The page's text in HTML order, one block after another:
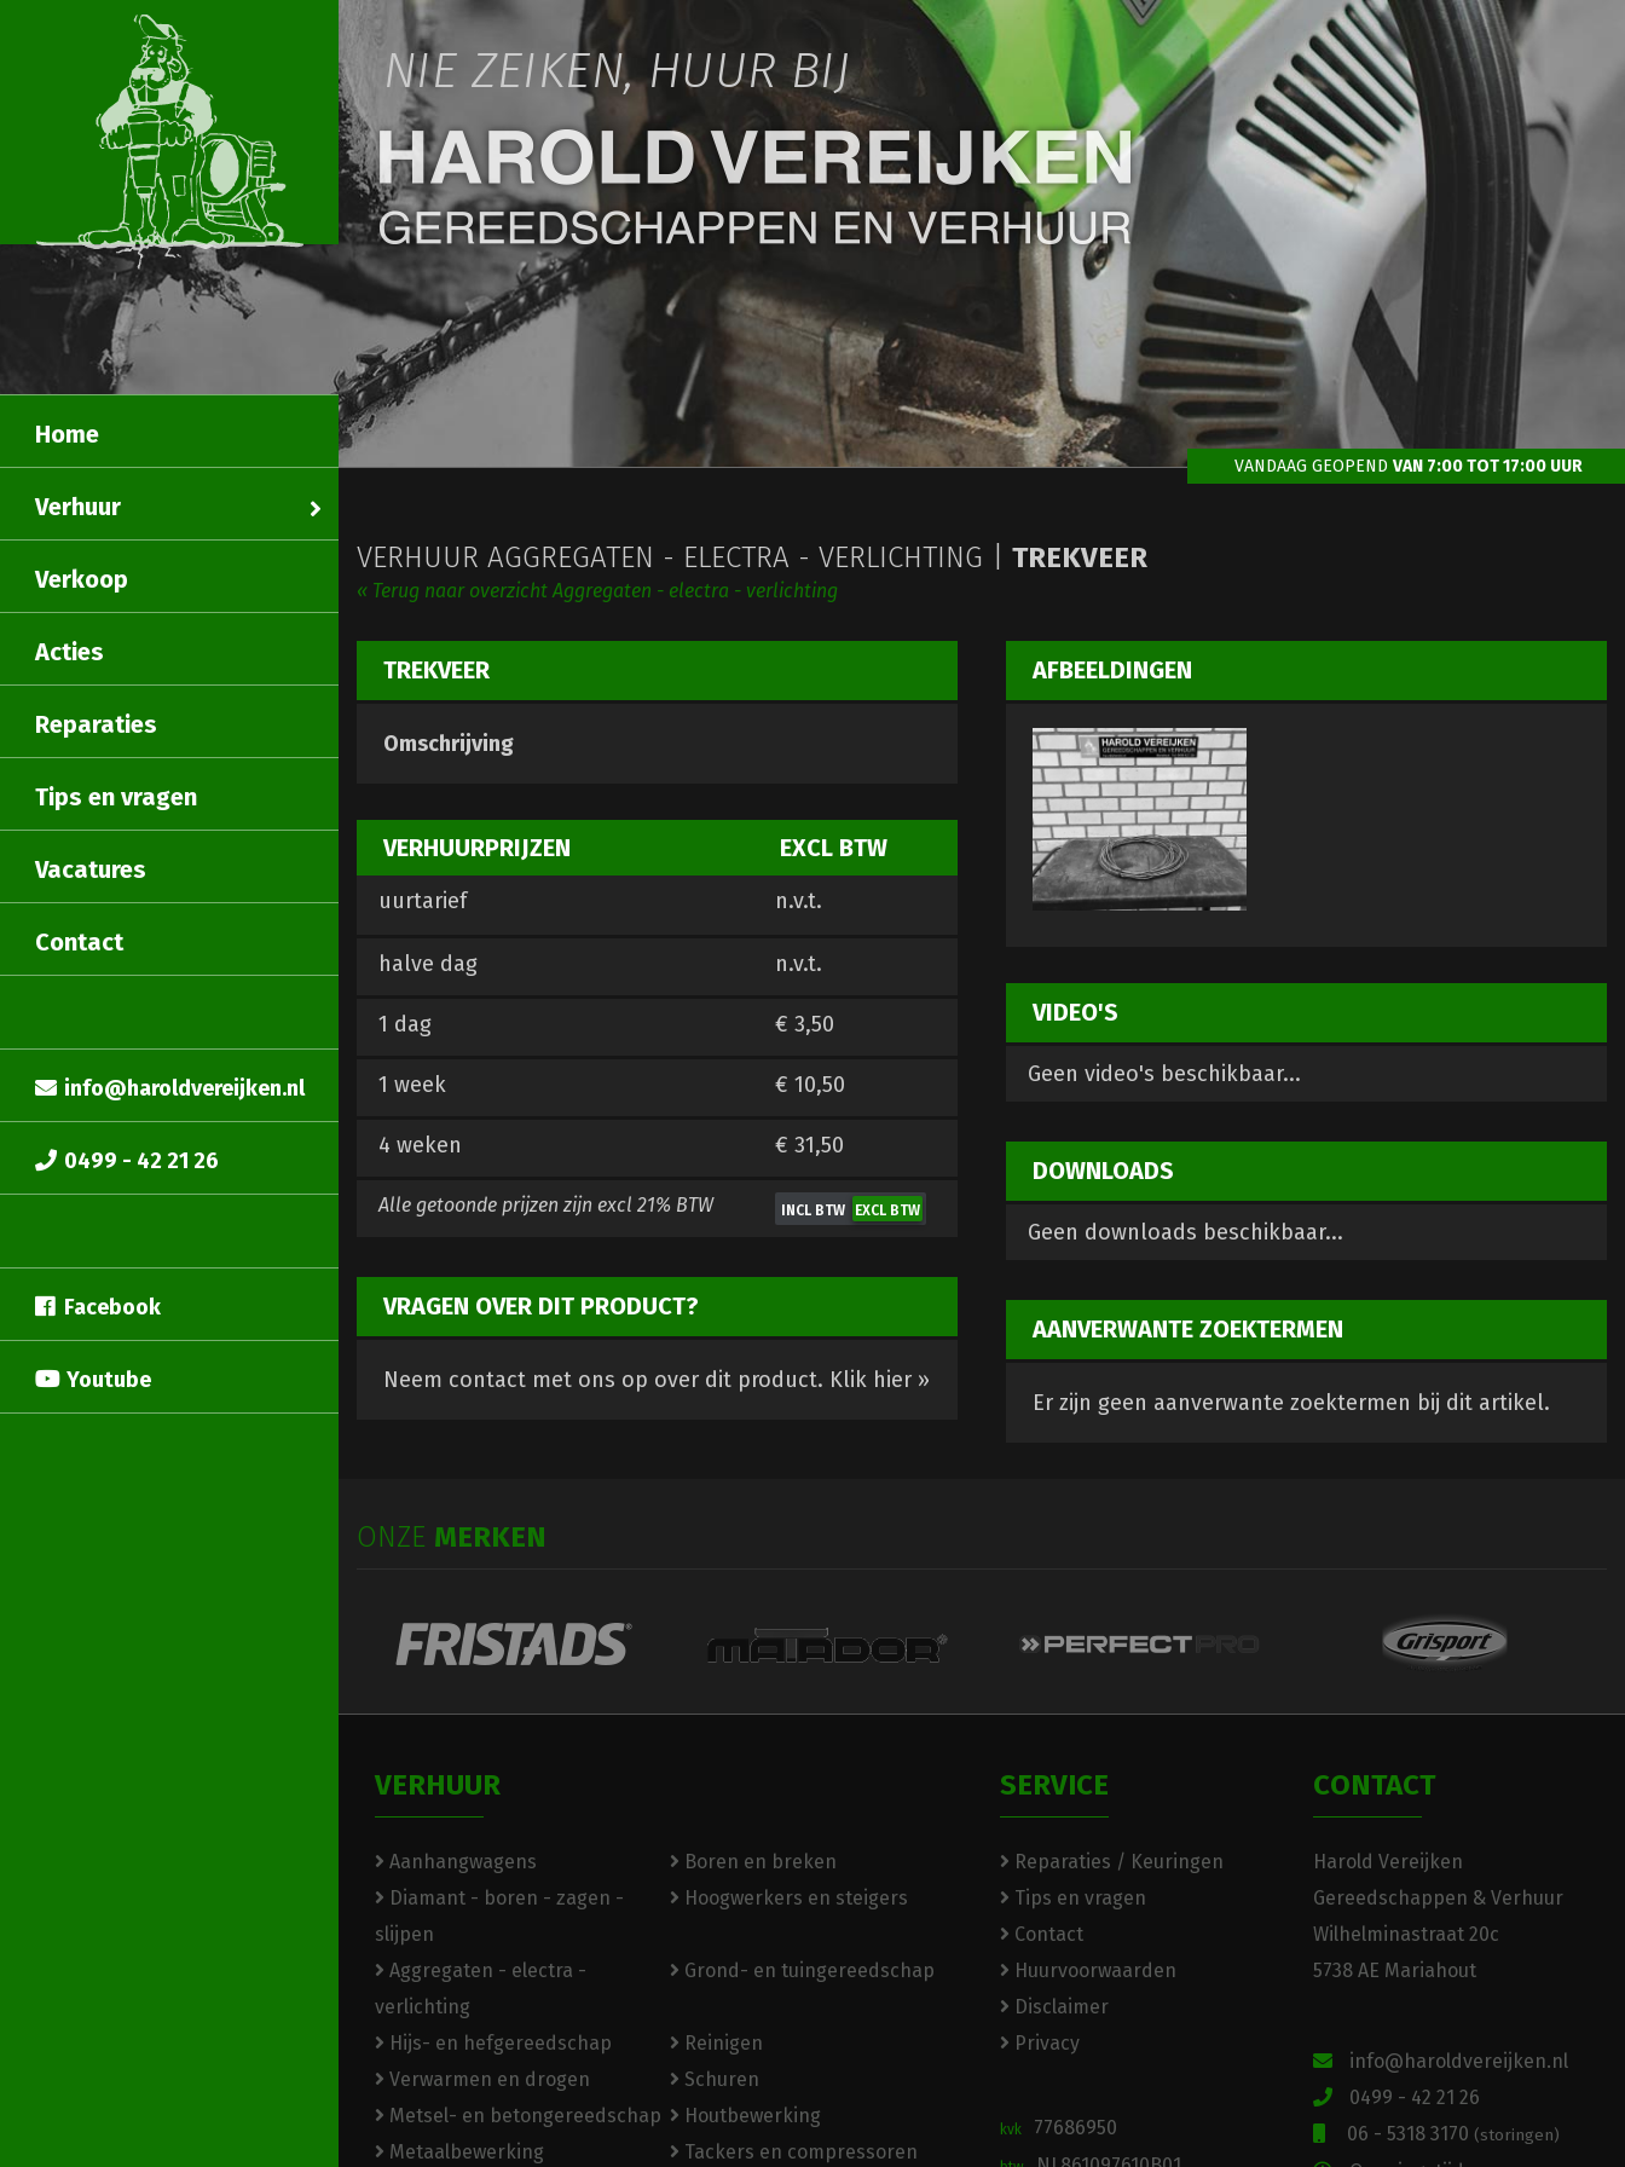
NIE ZEIKEN, HUUR BIJ
Home
Verhuur
Verkoop
Acties
Reparaties
Tips en vragen
Vacatures
Contact
info@haroldvereijken.nl
0499 - 42 21 26
Facebook
Youtube
VANDAAG GEOPEND VAN 7:00 TOT 17:00 UUR
VERHUUR AGGREGATEN - ELECTRA - VERLICHTING | TREKVEER
« Terug naar overzicht Aggregaten - electra - verlichting
TREKVEER
Omschrijving
VERHUURPRIJZEN EXCL BTW
uurtarief n.v.t.
halve dag n.v.t.
1 dag € 3,50
1 week € 10,50
4 weken € 31,50
Alle getoonde prijzen zijn excl 21% BTW
VRAGEN OVER DIT PRODUCT?
Neem contact met ons op over dit product. Klik hier »
AFBEELDINGEN
VIDEO'S
Geen video's beschikbaar...
DOWNLOADS
Geen downloads beschikbaar...
AANVERWANTE ZOEKTERMEN
Er zijn geen aanverwante zoektermen bij dit artikel.
ONZE MERKEN
VERHUUR
Aanhangwagens
Boren en breken
Diamant - boren - zagen -
slijpen
Hoogwerkers en steigers
Aggregaten - electra -
verlichting
Grond- en tuingereedschap
Hijs- en hefgereedschap
Reinigen
Verwarmen en drogen
Schuren
Metsel- en betongereedschap
Houtbewerking
Metaalbewerking
Tackers en compressoren
SERVICE
Reparaties / Keuringen
Tips en vragen
Contact
Huurvoorwaarden
Disclaimer
Privacy
kvk 77686950
CONTACT
Harold Vereijken
Gereedschappen & Verhuur
Wilhelminastraat 20c
5738 AE Mariahout
info@haroldvereijken.nl
0499 - 42 21 26
06 - 5318 3170 (storingen)